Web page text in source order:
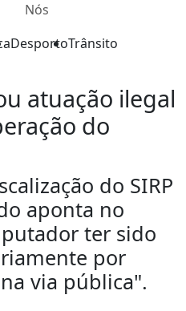
Nós
DesportoTrânsito
atuação ilegal
do
do SIRP
aponta no
ter sido
por
via pública".